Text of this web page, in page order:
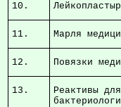
10.
11.
12. Повязки
13.
Реактивы